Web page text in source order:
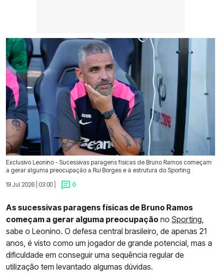
Exclusivo Leonino - Sucessivas paragens físicas de Bruno Ramos começam
a gerar alguma preocupação a Rui Borges e à estrutura do Sporting
19 Jul 2026 | 03:00 |
0
As sucessivas paragens físicas de Bruno Ramos
começam a gerar alguma preocupação no Sporting
sabe o Leonino. O defesa central brasileiro, de apenas 21
anos, é visto como um jogador de grande potencial, mas a
dificuldade em conseguir uma sequência regular de
utilização tem levantado algumas dúvidas.